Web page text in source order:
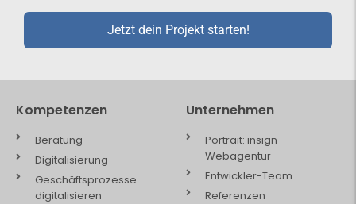
Jetzt dein Projekt starten!
Kompetenzen
Beratung
Digitalisierung
Geschäftsprozesse
digitalisieren
Unternehmen
Portrait: insign
Webagentur
Entwickler-Team
Referenzen